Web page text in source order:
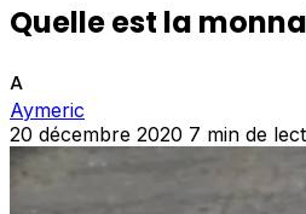
Quelle est la
A
Aymeric
20 décembre 2020 7 min de